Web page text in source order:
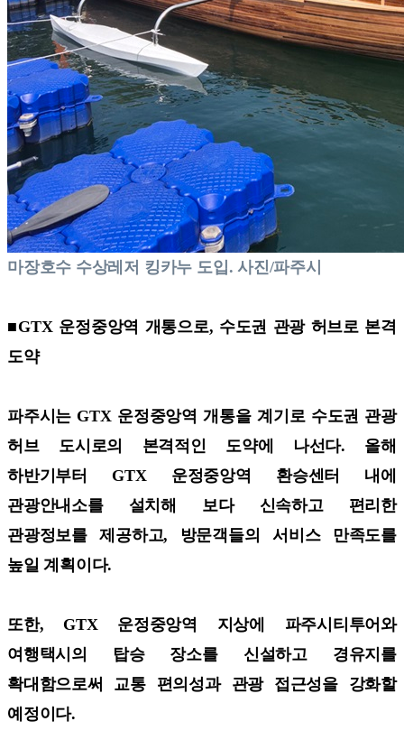
마장호수 수상레저 킹카누 도입. 사진/파주시
■GTX 운정중앙역 개통으로, 수도권 관광 허브로 본격
도약
파주시는 GTX 운정중앙역 개통을 계기로 수도권 관광
허브 도시로의 본격적인 도약에 나선다. 올해
하반기부터 GTX 운정중앙역 환승센터 내에
관광안내소를 설치해 보다 신속하고 편리한
관광정보를 제공하고, 방문객들의 서비스 만족도를
높일 계획이다.
또한, GTX 운정중앙역 지상에 파주시티투어와
여행택시의 탑승 장소를 신설하고 경유지를
확대함으로써 교통 편의성과 관광 접근성을 강화할
예정이다.